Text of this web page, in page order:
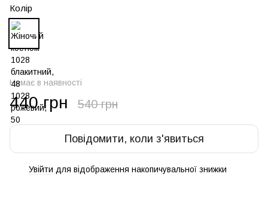
Колір
Немає в наявності
440 грн 540 грн
Повідомити, коли з'явиться
Увійти для відображення накопичувальної знижки